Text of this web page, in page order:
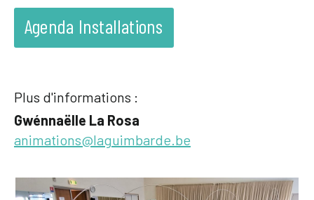
Max. 15 bébésaccompagnés d’un parent.
Téléchargerledossier de présentation
Patrimoines à roulettes » Un adulte moyen met
le tout-petit mettra 25 minutes…
« Troglodytes » est une installation qui invite à
dédié à l’exploration, à la contemplation et au
Agenda Installations
Plus d'informations :
Gwénnaëlle La Rosa
animations@laguimbarde.be